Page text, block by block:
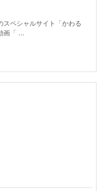
スペシャルサイト「かわる
画「 ...